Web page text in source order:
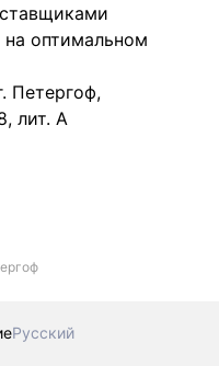
оптимальном
Петергоф,
лит. А
Русский